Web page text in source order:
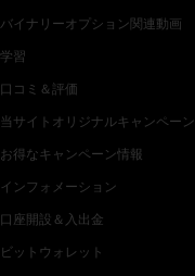
バイナリーオプション関連動画
学習
口コミ＆評価
当サイトオリジナルキャンペーン
お得なキャンペーン情報
インフォメーション
口座開設＆入出金
ビットウォレット